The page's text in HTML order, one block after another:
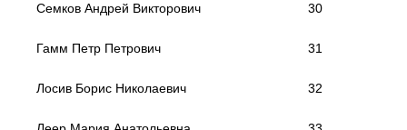
Семков Андрей Викторович 30
Гамм Петр Петрович 31
Лосив Борис Николаевич 32